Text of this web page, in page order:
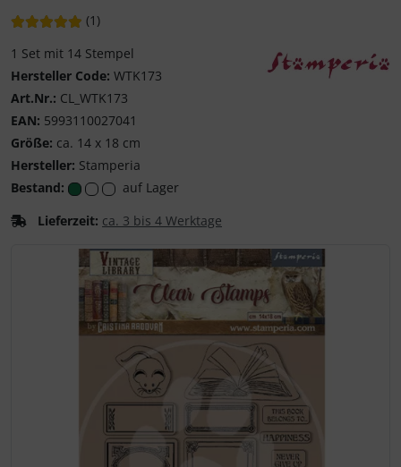
Bewertung: 5 von 5 Sternen!
(1 Bewertungen
)
1 Set mit 14 Stempel
Hersteller Code: WTK173
Art.Nr.: CL_WTK173
EAN: 5993110027041
Größe: ca. 14 x 18 cm
Hersteller: Stamperia
Bestand:
auf Lager
Lieferzeit: ca. 3 bis 4 Werktage